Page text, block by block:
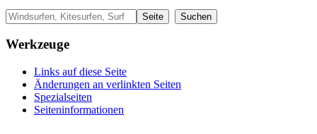
Werkzeuge
Links auf diese Seite
Änderungen an verlinkten Seiten
Spezialseiten
Seiten­informationen